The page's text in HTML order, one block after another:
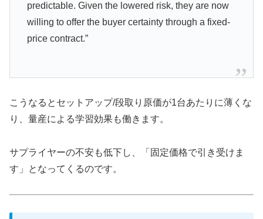
predictable. Given the lowered risk, they are now
willing to offer the buyer certainty through a fixed-
price contract.”
こうなるとセットアップ/段取り原価が1台あたりに薄くな
り、量産による学習効果も働きます。
サプライヤーの不安も低下し、「固定価格で引き受けま
す」となってくるのです。